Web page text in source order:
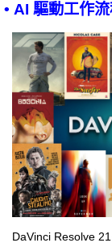
• AI 驅動工作
DaVinci Resolve